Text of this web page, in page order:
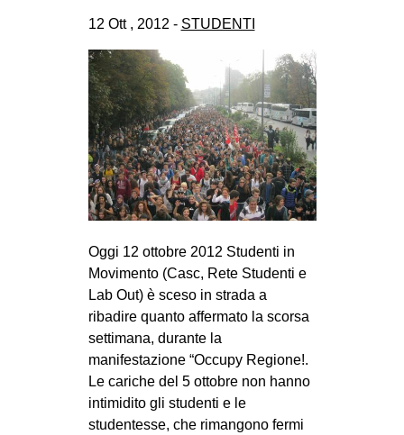
12 Ott , 2012 - STUDENTI
Oggi 12 ottobre 2012 Studenti in
Movimento (Casc, Rete Studenti e
Lab Out) è sceso in strada a
ribadire quanto affermato la scorsa
settimana, durante la
manifestazione “Occupy Regione!.
Le cariche del 5 ottobre non hanno
intimidito gli studenti e le
studentesse, che rimangono fermi